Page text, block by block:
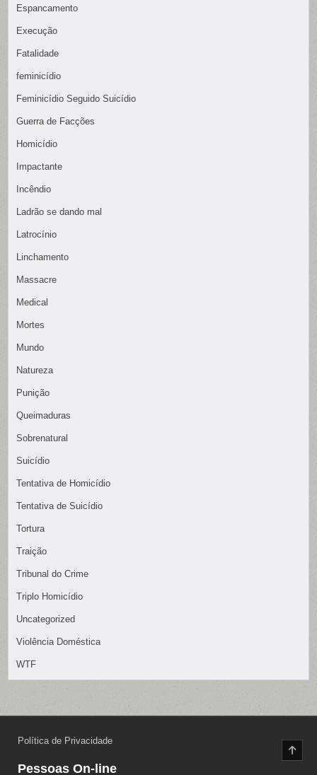
Espancamento
Execução
Fatalidade
feminicídio
Feminicídio Seguido Suicídio
Guerra de Facções
Homicídio
Impactante
Incêndio
Ladrão se dando mal
Latrocínio
Linchamento
Massacre
Medical
Mortes
Mundo
Natureza
Punição
Queimaduras
Sobrenatural
Suicídio
Tentativa de Homicídio
Tentativa de Suicídio
Tortura
Traição
Tribunal do Crime
Triplo Homicídio
Uncategorized
Violência Doméstica
WTF
Política de Privacidade
Pessoas On-line
TO